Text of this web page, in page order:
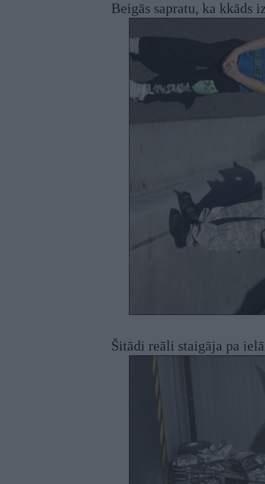
Beigās sapratu, ka kkāds
Šitādi reāli staigāja pa